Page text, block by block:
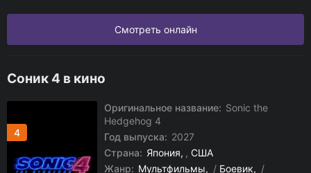
Смотреть онлайн
Соник 4 в кино
4
Оригинальное название: Sonic the
Hedgehog 4
Год выпуска: 2027
Страна: Япония , США
Жанр: Мультфильмы / Боевик
/